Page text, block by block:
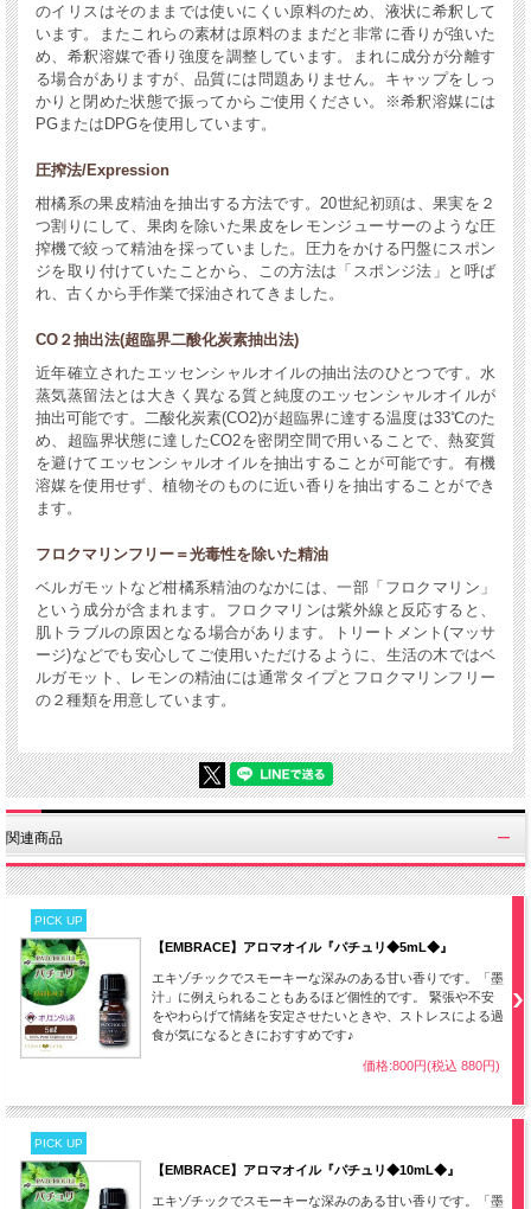
のイリスはそのままでは使いにくい原料のため、液状に希釈して
います。またこれらの素材は原料のままだと非常に香りが強いた
め、希釈溶媒で香り強度を調整しています。まれに成分が分離す
る場合がありますが、品質には問題ありません。キャップをしっ
かりと閉めた状態で振ってからご使用ください。※希釈溶媒には
PGまたはDPGを使用しています。
圧搾法/Expression
柑橘系の果皮精油を抽出する方法です。20世紀初頭は、果実を２
つ割りにして、果肉を除いた果皮をレモンジューサーのような圧
搾機で絞って精油を採っていました。圧力をかける円盤にスポン
ジを取り付けていたことから、この方法は「スポンジ法」と呼ば
れ、古くから手作業で採油されてきました。
CO２抽出法(超臨界二酸化炭素抽出法)
近年確立されたエッセンシャルオイルの抽出法のひとつです。水
蒸気蒸留法とは大きく異なる質と純度のエッセンシャルオイルが
抽出可能です。二酸化炭素(CO2)が超臨界に達する温度は33℃のた
め、超臨界状態に達したCO2を密閉空間で用いることで、熱変質
を避けてエッセンシャルオイルを抽出することが可能です。有機
溶媒を使用せず、植物そのものに近い香りを抽出することができ
ます。
フロクマリンフリー＝光毒性を除いた精油
ベルガモットなど柑橘系精油のなかには、一部「フロクマリン」
という成分が含まれます。フロクマリンは紫外線と反応すると、
肌トラブルの原因となる場合があります。トリートメント(マッサ
ージ)などでも安心してご使用いただけるように、生活の木ではベ
ルガモット、レモンの精油には通常タイプとフロクマリンフリー
の２種類を用意しています。
関連商品
PICK UP
【EMBRACE】アロマオイル『パチュリ◆5mL◆』
エキゾチックでスモーキーな深みのある甘い香りです。「墨
汁」に例えられることもあるほど個性的です。 緊張や不安
をやわらげて情緒を安定させたいときや、ストレスによる過
食が気になるときにおすすめです♪
価格:800円(税込 880円)
PICK UP
【EMBRACE】アロマオイル『パチュリ◆10mL◆』
エキゾチックでスモーキーな深みのある甘い香りです。「墨